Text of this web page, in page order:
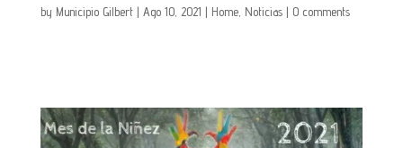
by Municipio Gilbert| Ago 10, 2021 | Home, Noticias| 0 comments